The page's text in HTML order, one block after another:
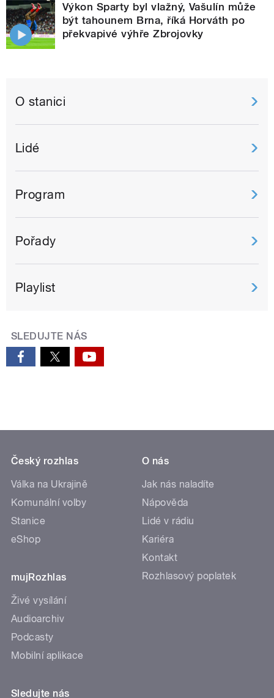
Výkon Sparty byl vlažný, Vašulín může
být tahounem Brna, říká Horváth po
překvapivé výhře Zbrojovky
O stanici
Lidé
Program
Pořady
Playlist
SLEDUJTE NÁS
Český rozhlas
Válka na Ukrajině
Komunální volby
Stanice
eShop
mujRozhlas
Živé vysílání
Audioarchiv
Podcasty
Mobilní aplikace
O nás
Jak nás naladíte
Nápověda
Lidé v rádiu
Kariéra
Kontakt
Rozhlasový poplatek
Sledujte nás